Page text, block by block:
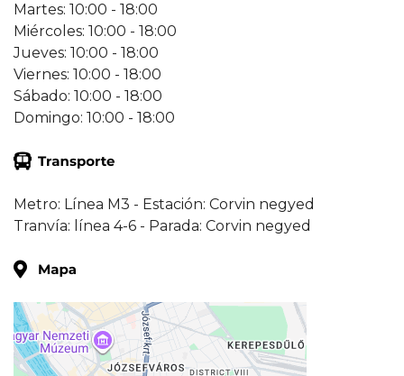
Martes: 10:00 - 18:00
Miércoles: 10:00 - 18:00
Jueves: 10:00 - 18:00
Viernes: 10:00 - 18:00
Sábado: 10:00 - 18:00
Domingo: 10:00 - 18:00
Metro: Línea M3 - Estación: Corvin negyed
Tranvía: línea 4-6 - Parada: Corvin negyed